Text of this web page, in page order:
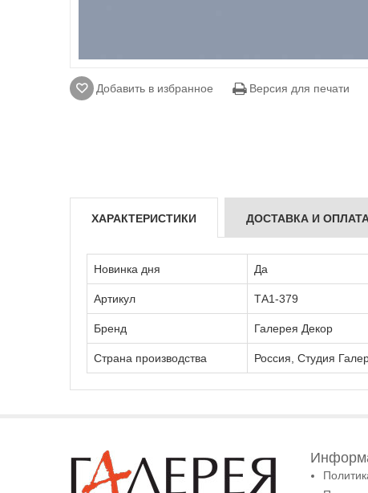
Добавить в избранное Версия для печати
ХАРАКТЕРИСТИКИ ДОСТАВКА И
Новинка дня Да
Артикул ТА1-379
Бренд Галерея Декор
Страна производства Россия, Студия